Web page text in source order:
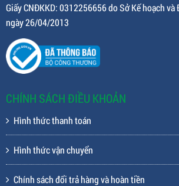
Giấy CNĐKKD: 0312256656 do Sở Kế hoạch và
ngày 26/04/2013
CHÍNH SÁCH ĐIỀU KHOẢN
Hình thức thanh toán
Hình thức vận chuyển
Chính sách đổi trả hàng và hoàn tiền